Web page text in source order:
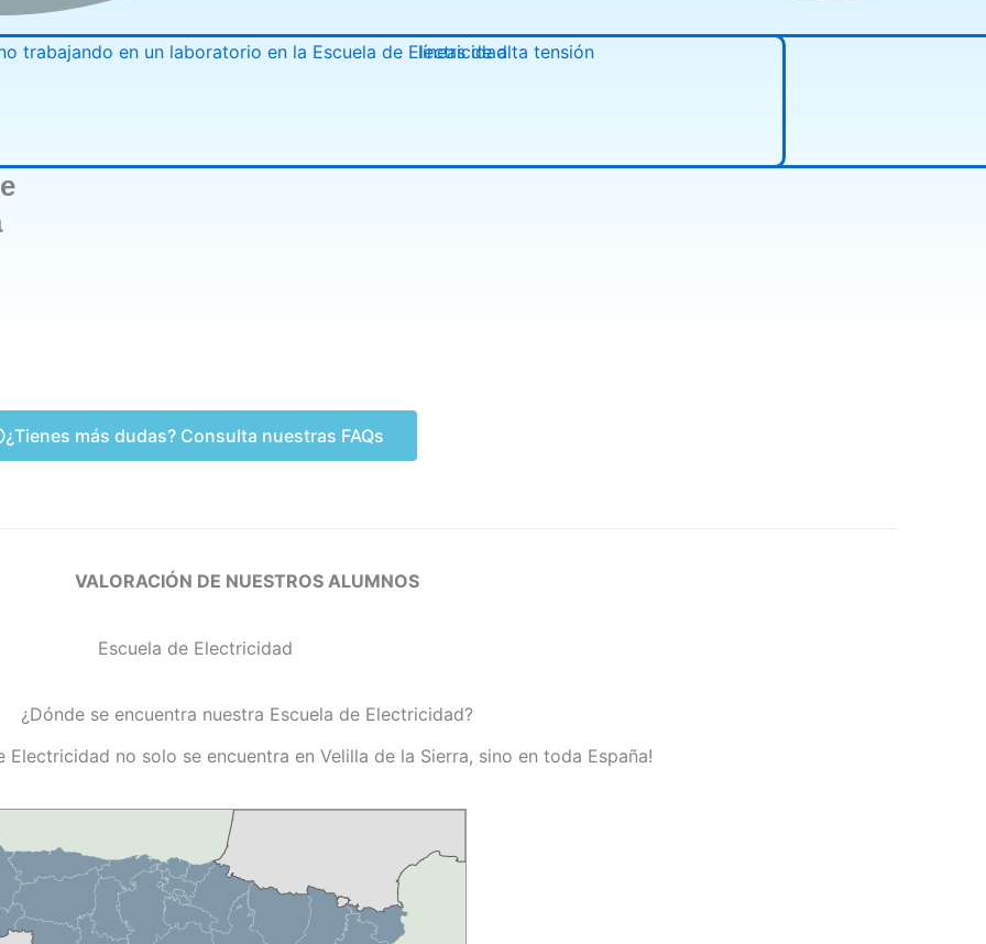
¿Tienes más dudas? Consulta nuestras FAQs
VALORACIÓN DE NUESTROS ALUMNOS
¿Dónde se encuentra nuestra Escuela de Electricidad?
Electricidad no solo se encuentra en Velilla de la Sierra, sino en toda España!